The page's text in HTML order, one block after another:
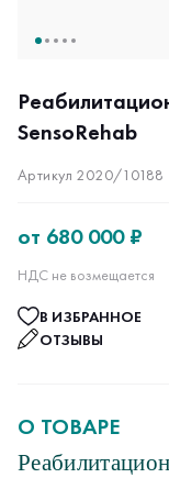
SensoRehab
Артикул 2020/10188
от 680 000 ₽
НДС не возмещается
В ИЗБРАННОЕ
ОТЗЫВЫ
О ТОВАРЕ